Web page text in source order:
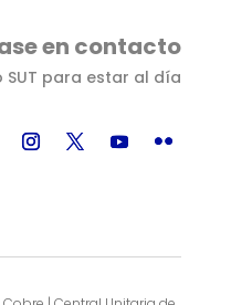
en contacto
SUT para estar al día